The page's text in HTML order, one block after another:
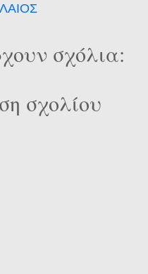
σχόλια:
σχολίου